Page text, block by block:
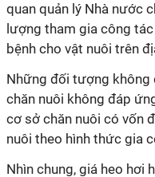
quan quản lý Nhà nước
lượng tham gia công
bệnh cho vật nuôi trên
Những đối tượng không
chăn nuôi không đáp
cơ sở chăn nuôi có vốn
nuôi theo hình thức gia
Nhìn chung, giá heo hơi